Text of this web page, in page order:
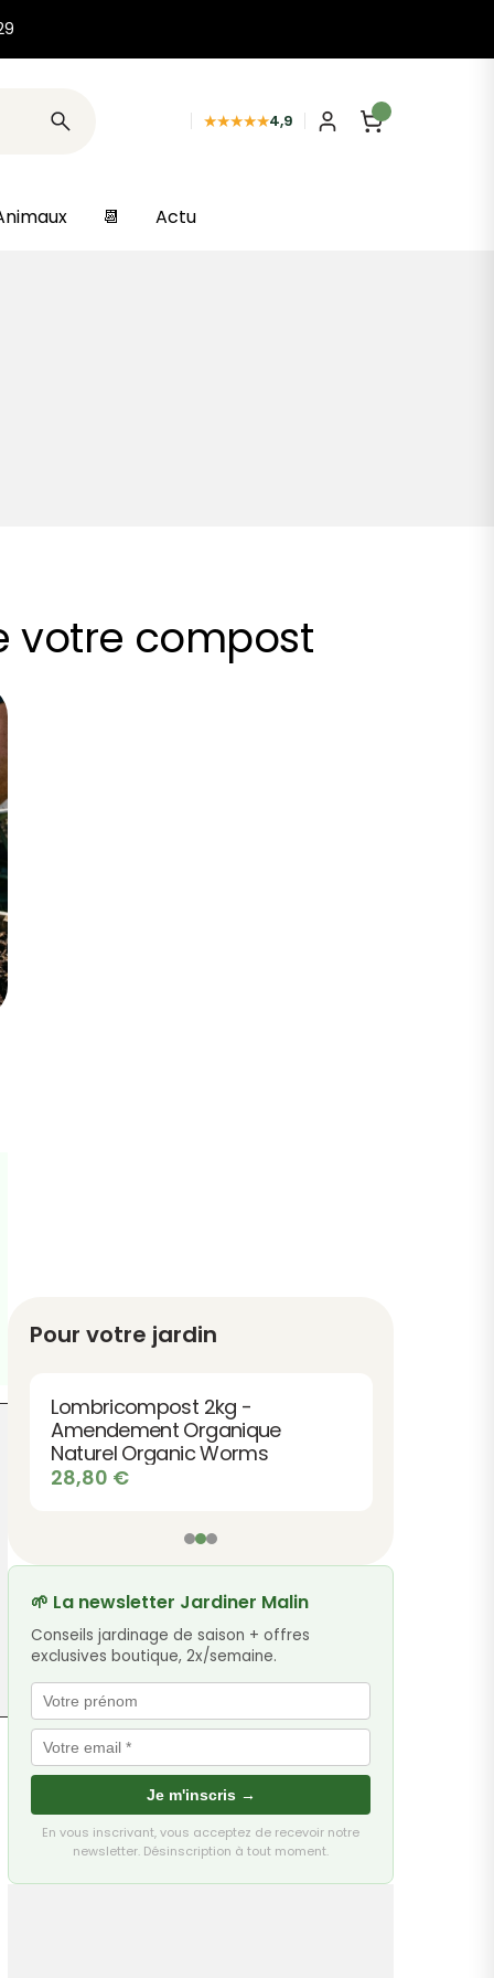
★★★★★4,9
📆 Actu
votre compost
Pour votre jardin
Lombricompost 2kg -
Amendement Organique
Naturel Organic Worms
28,80 €
🌱 La newsletter Jardiner Malin
Conseils jardinage de saison + offres
exclusives boutique, 2x/semaine.
Je m'inscris →
En vous inscrivant, vous acceptez de recevoir notre
newsletter. Désinscription à tout moment.